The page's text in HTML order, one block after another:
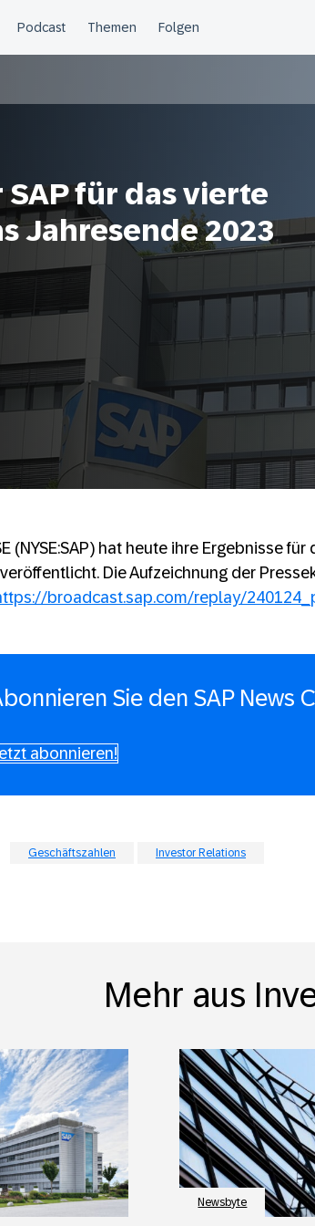
für das vierte
Jahresende 2023
(NYSE:SAP) hat heute ihre Ergebnisse
Die Aufzeichnung der
broadcast.sap.com/replay/
Sie den SAP News
abonnieren!
Geschäftszahlen Investor Relations
Mehr aus
Newsbyte